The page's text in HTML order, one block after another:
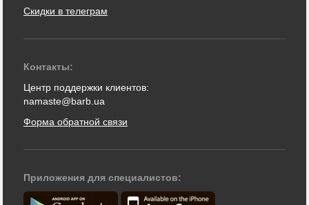
Скидки в телеграм
Контакты:
Центр поддержки клиентов:
namaste@barb.ua
Форма обратной связи
Приложения для специалистов: